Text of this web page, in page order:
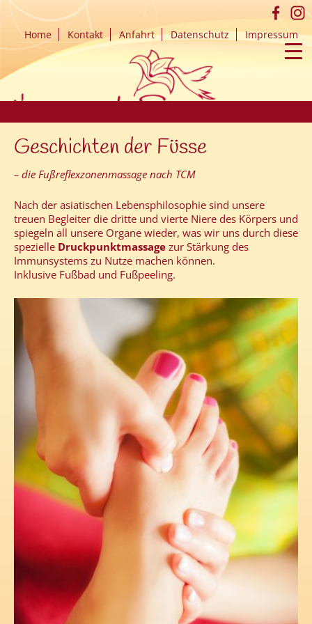
Home Kontakt Anfahrt Datenschutz Impressum
INHALT
Geschichten der Füsse
– die Fußreflexzonenmassage nach TCM
Nach der asiatischen Lebensphilosophie sind unsere
treuen Begleiter die dritte und vierte Niere des Körpers und
spiegeln all unsere Organe wieder, was wir uns durch diese
spezielle Druckpunktmassage zur Stärkung des
Immunsystems zu Nutze machen können.
Inklusive Fußbad und Fußpeeling.
▼
▼
▼
▼
▼